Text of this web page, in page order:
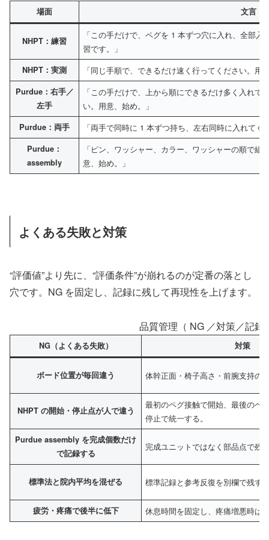
場面 文言（
NHPT：練習
「この手だけで、ペグを 1 本ずつ穴に入れ、全部
習です。」
NHPT：実測 「同じ手順で、できるだけ速く行ってください。用
Purdue：右手／
左手
「この手だけで、上から順にできるだけ多く入れ
い。用意、始め。」
Purdue：両手 「両手で同時に 1 本ずつ持ち、左右同時に入れてく
Purdue：
assembly
「ピン、ワッシャー、カラー、ワッシャーの順で
意、始め。」
よくある失敗と対策
“評価値”より先に、“評価条件”が崩れるのが定番の落とし
穴です。NG を固定し、記録に残して再現性を上げます。
品質管理（ NG ／対策／記録
NG（よくある失敗） 対策
ボード位置が毎回違う 体幹正面・椅子高さ・前腕支持の
NHPT の開始・停止点が人で違う
最初のペグ接触で開始、最後のペ
停止で統一する。
Purdue assembly を完成個数だけ
で記録する
完成ユニットではなく部品点で残
標準法と院内平均を混ぜる 標準記録と参考反復を別欄で残す
疲労・疼痛で後半に低下 休息時間を固定し、疼痛増悪時は